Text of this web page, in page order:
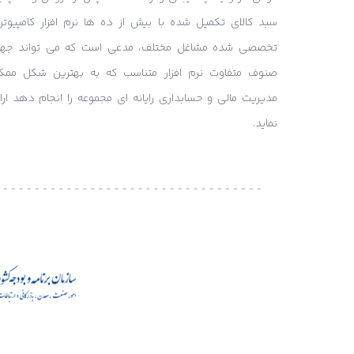
سبد کالای تکمیل شده با بیش از ده ها نرم افزار
تخصصی شده مشاغل مختلف، مدعی است که می تواند
صنوف متفاوت نرم افزار متناسب که به بهترین شکل
مدیریت مالی و حسابداری رایانه ای مجموعه را انجام دهد
نماید.